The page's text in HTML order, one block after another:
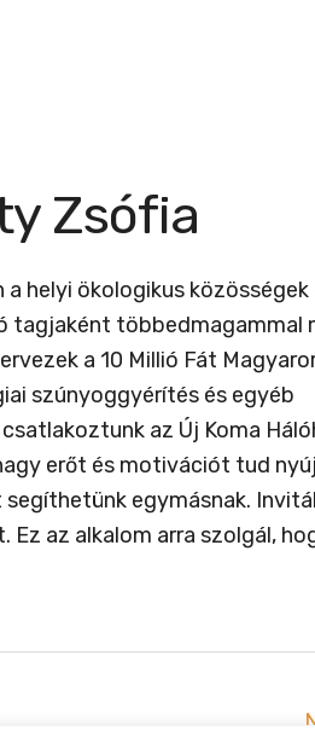
Zsófia
helyi ökologikus
tagjaként többedmagammal
a 10 Millió Fát
szúnyoggyérítés és egyéb
az Új Koma
erőt és motivációt tud
egymásnak.
az alkalom arra szolgál,